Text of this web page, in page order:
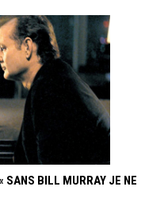
BILL MURRAY JE NE